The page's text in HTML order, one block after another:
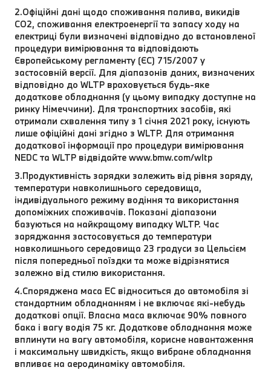
2.Офіційні дані щодо споживання палива, викидів
CO2, споживання електроенергії та запасу ходу на
електриці були визначені відповідно до встановленої
процедури вимірювання та відповідають
Європейському регламенту (ЄС) 715/2007 у
застосовній версії. Для діапазонів даних, визначених
відповідно до WLTP враховується будь-яке
додаткове обладнання (у цьому випадку доступне на
ринку Німеччини). Для транспортних засобів, які
отримали схвалення типу з 1 січня 2021 року, існують
лише офіційні дані згідно з WLTP. Для отримання
додаткової інформації про процедури вимірювання
NEDC та WLTP відвідайте www.bmw.com/wltp
3.Продуктивність зарядки залежить від рівня заряду,
температури навколишнього середовища,
індивідуального режиму водіння та використання
допоміжних споживачів. Показані діапазони
базуються на найкращому випадку WLTP. Час
заряджання застосовується до температури
навколишнього середовища 23 градуси за Цельсієм
після попередньої поїздки та може відрізнятися
залежно від стилю використання.
4.Споряджена маса EC відноситься до автомобіля зі
стандартним обладнанням і не включає які-небудь
додаткові опції. Власна маса включає 90% повного
бака і вагу водія 75 кг. Додаткове обладнання може
вплинути на вагу автомобіля, корисне навантаження
і максимальну швидкість, якщо вибране обладнання
впливає на аеродинаміку автомобіля.